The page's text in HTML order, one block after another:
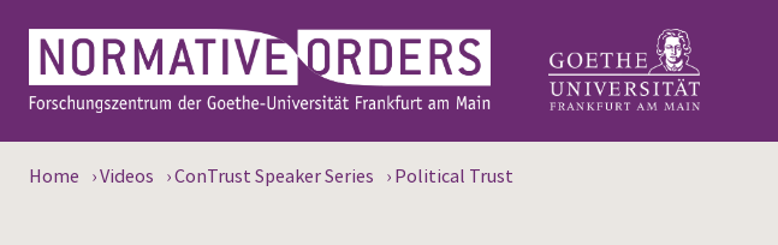
Home ›Videos ›ConTrust Speaker Series › Political Trust